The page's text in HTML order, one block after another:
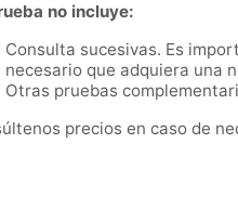
no incluye:
Consulta sucesivas. Es
necesario que adquiera una
Otras pruebas
precios en caso de